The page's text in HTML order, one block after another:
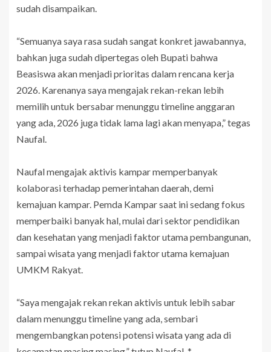
sudah disampaikan.
“Semuanya saya rasa sudah sangat konkret jawabannya,
bahkan juga sudah dipertegas oleh Bupati bahwa
Beasiswa akan menjadi prioritas dalam rencana kerja
2026. Karenanya saya mengajak rekan-rekan lebih
memilih untuk bersabar menunggu timeline anggaran
yang ada, 2026 juga tidak lama lagi akan menyapa,” tegas
Naufal.
Naufal mengajak aktivis kampar memperbanyak
kolaborasi terhadap pemerintahan daerah, demi
kemajuan kampar. Pemda Kampar saat ini sedang fokus
memperbaiki banyak hal, mulai dari sektor pendidikan
dan kesehatan yang menjadi faktor utama pembangunan,
sampai wisata yang menjadi faktor utama kemajuan
UMKM Rakyat.
“Saya mengajak rekan rekan aktivis untuk lebih sabar
dalam menunggu timeline yang ada, sembari
mengembangkan potensi potensi wisata yang ada di